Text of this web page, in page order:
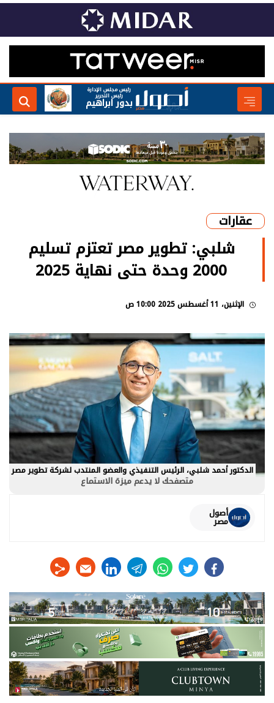
رئيس مجلس الإدارة
رئيس التحرير
بدور ابراهيم
عقارات
شلبي: تطوير مصر تعتزم تسليم
2000 وحدة حتى نهاية 2025
الإثنين، 11 أغسطس 2025 10:00 ص
الدكتور أحمد شلبي، الرئيس التنفيذي والعضو المنتدب لشركة تطوير مصر
متصفحك لا يدعم ميزة الاستماع
أصول
مصر
facebook
twitter
whats
telegram
linkedin